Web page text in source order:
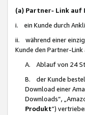
(a) Partner- Link auf
i. ein Kunde durch
ii. während einer
Kunde den Partner-
A. Ablauf von 24
B. der Kunde
Download einer
Downloads“,
Produkt“)